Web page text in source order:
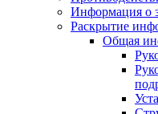
Информация о
Раскрытие
Общая